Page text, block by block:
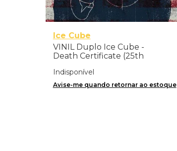
Ice Cube
VINIL Duplo Ice Cube -
Death Certificate (25th
Importado
Indisponível
Avise-me quando retornar ao estoque